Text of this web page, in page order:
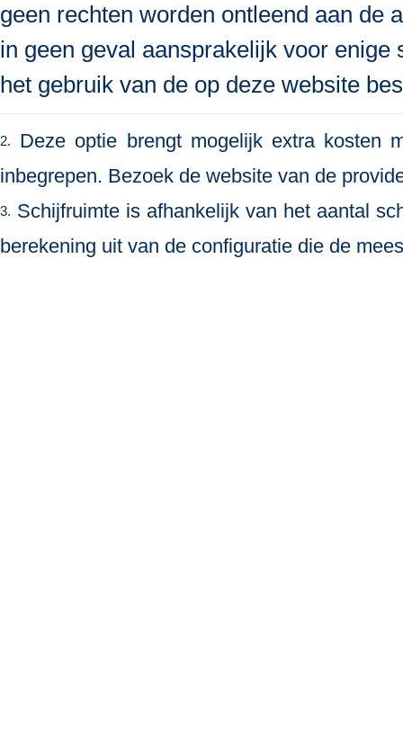
geen rechten worden ontleend aan de
in geen geval aansprakelijk voor
het gebruik van de op deze website
2.
Deze optie brengt mogelijk extra kosten
inbegrepen. Bezoek de website van de
3. Schijfruimte is afhankelijk van het aantal
berekening uit van de configuratie die de